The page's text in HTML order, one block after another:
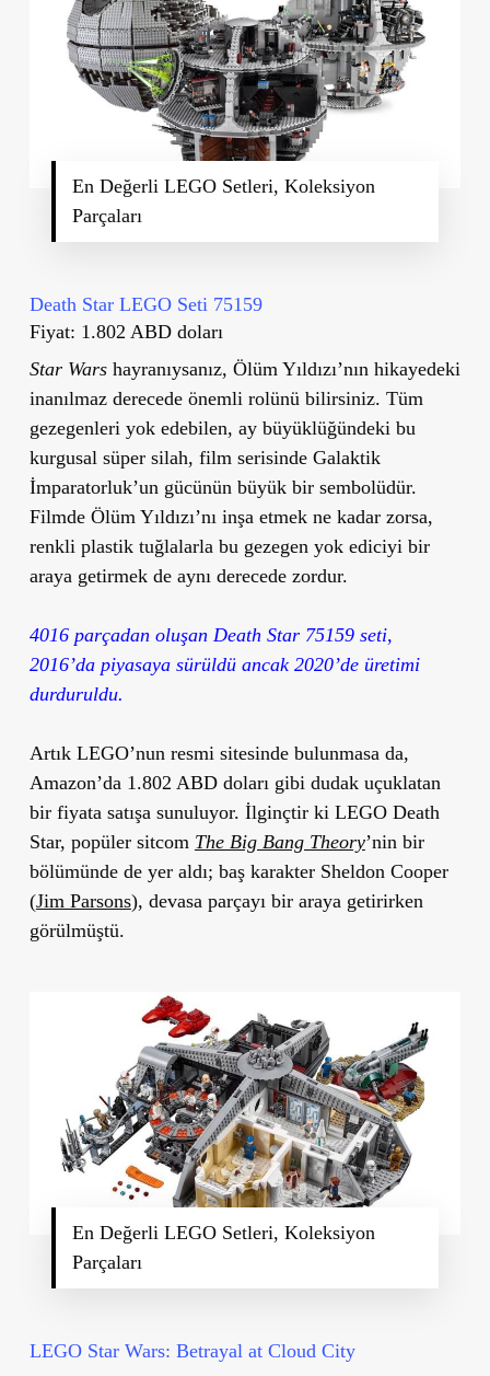
En Değerli LEGO Setleri, Koleksiyon
Parçaları
Death Star LEGO Seti 75159
Fiyat: 1.802 ABD doları
Star Warshayranıysanız, Ölüm Yıldızı’nın hikayedeki
inanılmaz derecede önemli rolünü bilirsiniz. Tüm
gezegenleri yok edebilen, ay büyüklüğündeki bu
kurgusal süper silah, film serisinde Galaktik
İmparatorluk’un gücünün büyük bir sembolüdür.
Filmde Ölüm Yıldızı’nı inşa etmek ne kadar zorsa,
renkli plastik tuğlalarla bu gezegen yok ediciyi bir
araya getirmek de aynı derecede zordur.
4016 parçadan oluşan Death Star 75159 seti,
2016’da piyasaya sürüldü ancak 2020’de üretimi
durduruldu.
Artık LEGO’nun resmi sitesinde bulunmasa da,
Amazon’da 1.802 ABD doları gibi dudak uçuklatan
bir fiyata satışa sunuluyor. İlginçtir ki LEGO Death
Star, popüler sitcom The Big Bang Theory’nin bir
bölümünde de yer aldı; baş karakter Sheldon Cooper
(Jim Parsons), devasa parçayı bir araya getirirken
görülmüştü.
En Değerli LEGO Setleri, Koleksiyon
Parçaları
LEGO Star Wars: Betrayal at Cloud City